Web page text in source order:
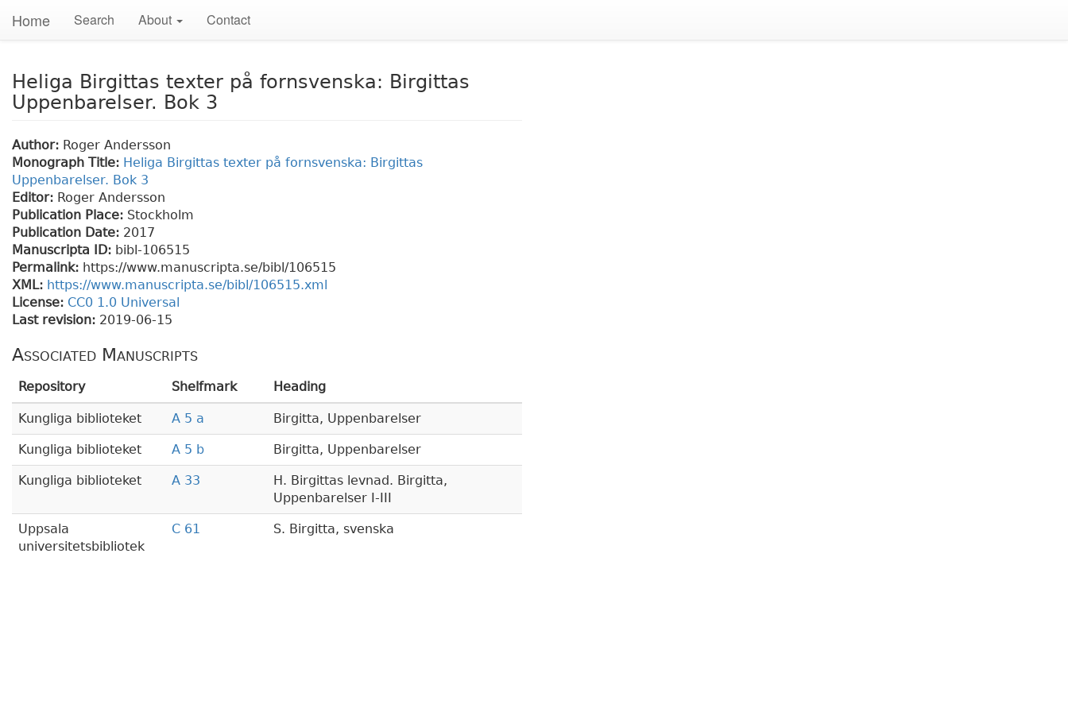
Home Search About Contact
Heliga Birgittas texter på fornsvenska: Birgittas
Uppenbarelser. Bok 3
Author: Roger Andersson
Monograph Title: Heliga Birgittas texter på fornsvenska: Birgittas
Uppenbarelser. Bok 3
Editor: Roger Andersson
Publication Place: Stockholm
Publication Date: 2017
Manuscripta ID: bibl-106515
Permalink: https://www.manuscripta.se/bibl/106515
XML: https://www.manuscripta.se/bibl/106515.xml
License: CC0 1.0 Universal
Last revision: 2019-06-15
Associated Manuscripts
Repository Shelfmark Heading
Kungliga biblioteket A 5 a Birgitta, Uppenbarelser
Kungliga biblioteket A 5 b Birgitta, Uppenbarelser
Kungliga biblioteket A 33
H. Birgittas levnad. Birgitta,
Uppenbarelser I-III
Uppsala
universitetsbibliotek
C 61 S. Birgitta, svenska